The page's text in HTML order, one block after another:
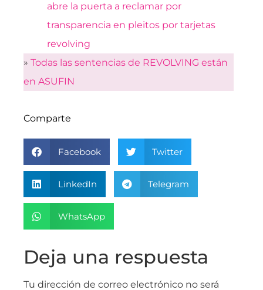
abre la puerta a reclamar por
transparencia en pleitos por tarjetas
revolving
» Todas las sentencias de REVOLVING están
en ASUFIN
Comparte
Facebook Twitter
LinkedIn Telegram
WhatsApp
Deja una respuesta
Tu dirección de correo electrónico no será